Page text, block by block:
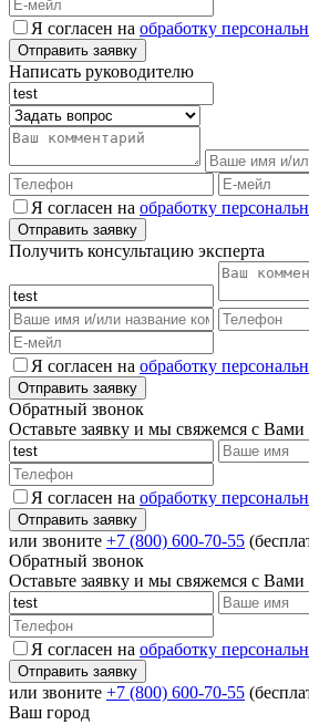
Я согласен на обработку
Написать руководителю
Я согласен на обработку
Получить консультацию эксперта
Я согласен на обработку
Обратный звонок
Оставьте заявку и мы свяжемся с
Я согласен на обработку
или звоните +7 (800) 600-70-55
Обратный звонок
Оставьте заявку и мы свяжемся с
Я согласен на обработку
или звоните +7 (800) 600-70-55
Ваш город